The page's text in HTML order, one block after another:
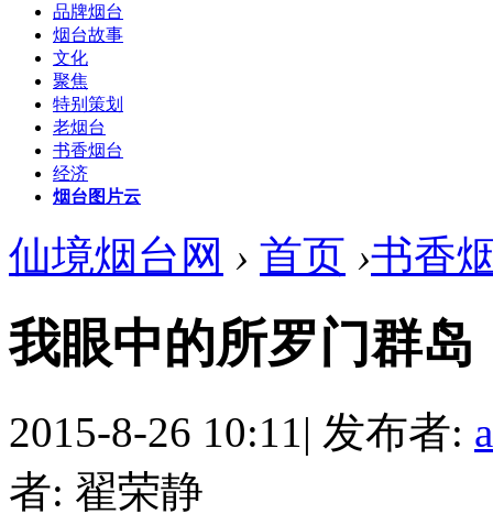
品牌烟台
烟台故事
文化
聚焦
特别策划
老烟台
书香烟台
经济
烟台图片云
仙境烟台网 › 首页 ›书香
我眼中的所罗门群岛
2015-8-26 10:11| 发布者:
者: 翟荣静